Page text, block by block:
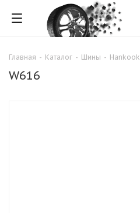
Главная - Каталог - Шины - Hankook
W616